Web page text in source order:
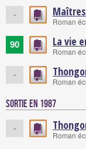
-
Roman
90 La vie
Roman
-
Roman
Sortie en 1987
-
Roman